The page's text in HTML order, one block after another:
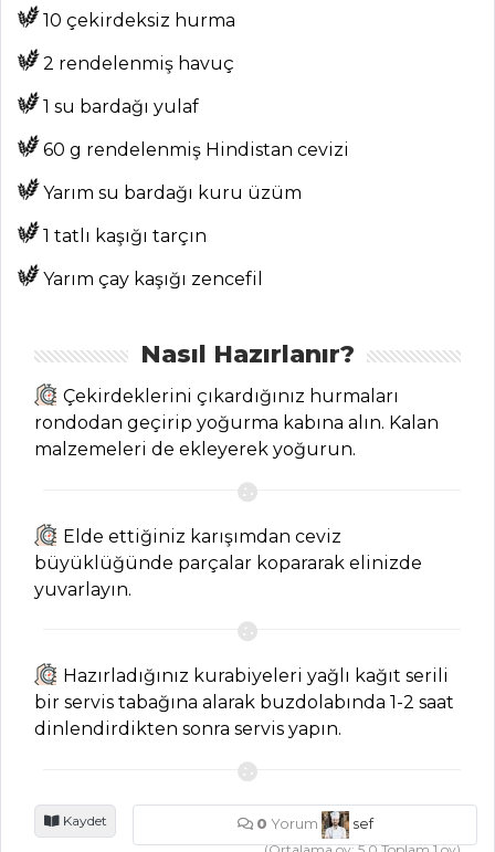
Aktüel
Chefs
Haber
ŞEFİN TARİFLERİ
MENÜLER
Tüm
SOSLAR
Bezirgani Tarifi,
Tarifi, Nasıl Yapılır?
Şakşuka Tarifi,
Nasıl Yapılır?
Tüm Tarifleri
Parça Çikolatalı
Kurabiyeler Tarifi,
10 çekirdeksiz hurma
2 rendelenmiş havuç
1 su bardağı yulaf
60 g rendelenmiş Hindistan cevizi
Yarım su bardağı kuru üzüm
1 tatlı kaşığı tarçın
Yarım çay kaşığı zencefil
Nasıl Hazırlanır?
Çekirdeklerini çıkardığınız hurmaları
rondodan geçirip yoğurma kabına alın. Kalan
malzemeleri de ekleyerek yoğurun.
Elde ettiğiniz karışımdan ceviz
büyüklüğünde parçalar kopararak elinizde
yuvarlayın.
Hazırladığınız kurabiyeleri yağlı kağıt serili
bir servis tabağına alarak buzdolabında 1-2 saat
dinlendirdikten sonra servis yapın.
Kaydet 0 Yorum
sef